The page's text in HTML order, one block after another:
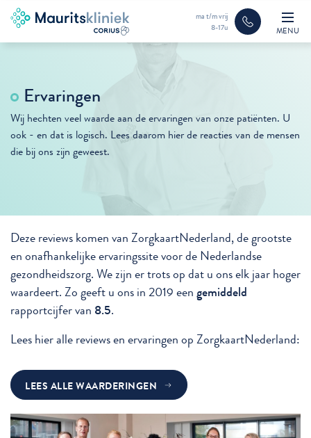
ma t/m vrij
8-17u
MENU
Ervaringen
Wij hechten veel waarde aan de ervaringen van onze patiënten. U
ook - en dat is logisch. Lees daarom hier de reacties van de mensen
die bij ons zijn geweest.
Deze reviews komen van ZorgkaartNederland, de grootste
en onafhankelijke ervaringssite voor de Nederlandse
gezondheidszorg. We zijn er trots op dat u ons elk jaar hoger
waardeert. Zo geeft u ons in 2019 een gemiddeld
rapportcijfer van 8.5.
Lees hier alle reviews en ervaringen op ZorgkaartNederland:
LEES ALLE WAARDERINGEN